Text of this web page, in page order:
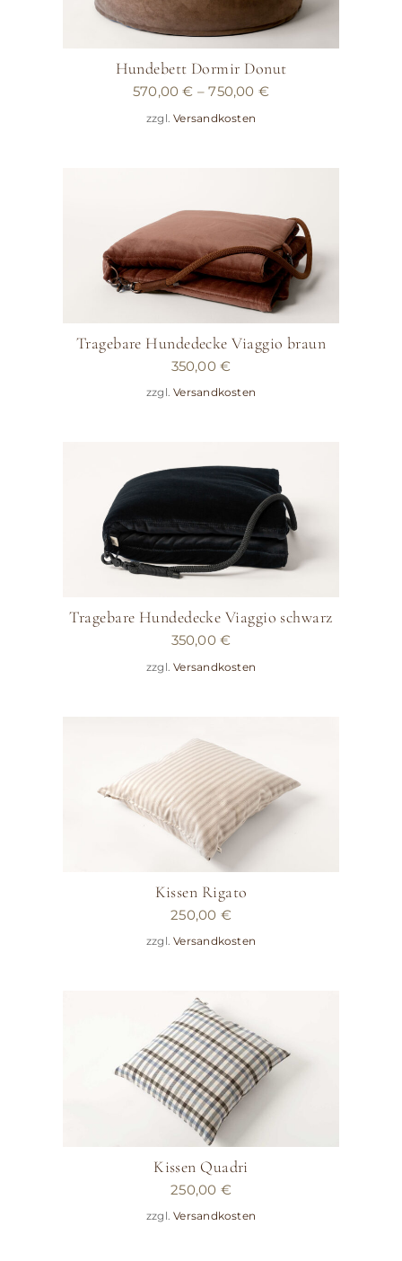
Hundebett Dormir Donut
570,00€ –750,00 €
zzgl.Versandkosten
Tragebare Hundedecke Viaggio braun
350,00€
zzgl.Versandkosten
Tragebare Hundedecke Viaggio schwarz
350,00€
zzgl.Versandkosten
Kissen Rigato
250,00 €
zzgl.Versandkosten
Kissen Quadri
250,00 €
zzgl.Versandkosten